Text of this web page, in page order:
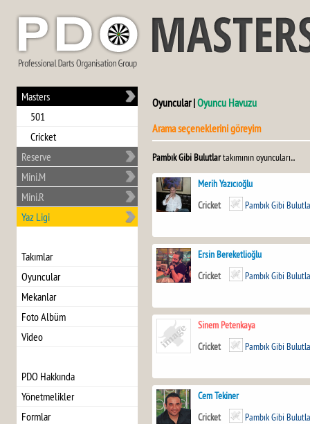
Masters
501
Cricket
Reserve
Mini.M
Mini.R
Yaz Ligi
Takımlar
Oyuncular
Mekanlar
Foto Albüm
Video
PDO Hakkında
Yönetmelikler
Formlar
Oyuncular |Oyuncu Havuzu
Arama seçeneklerini göreyim
Pambık Gibi Bulutlartakımının oyuncuları...
Merih Yazıcıoğlu
Cricket
Pambık Gibi
Ersin Bereketlioğlu
Cricket
Pambık Gibi
Sinem Petenkaya
Cricket
Pambık Gibi
Cem Tekiner
Cricket
Pambık Gibi